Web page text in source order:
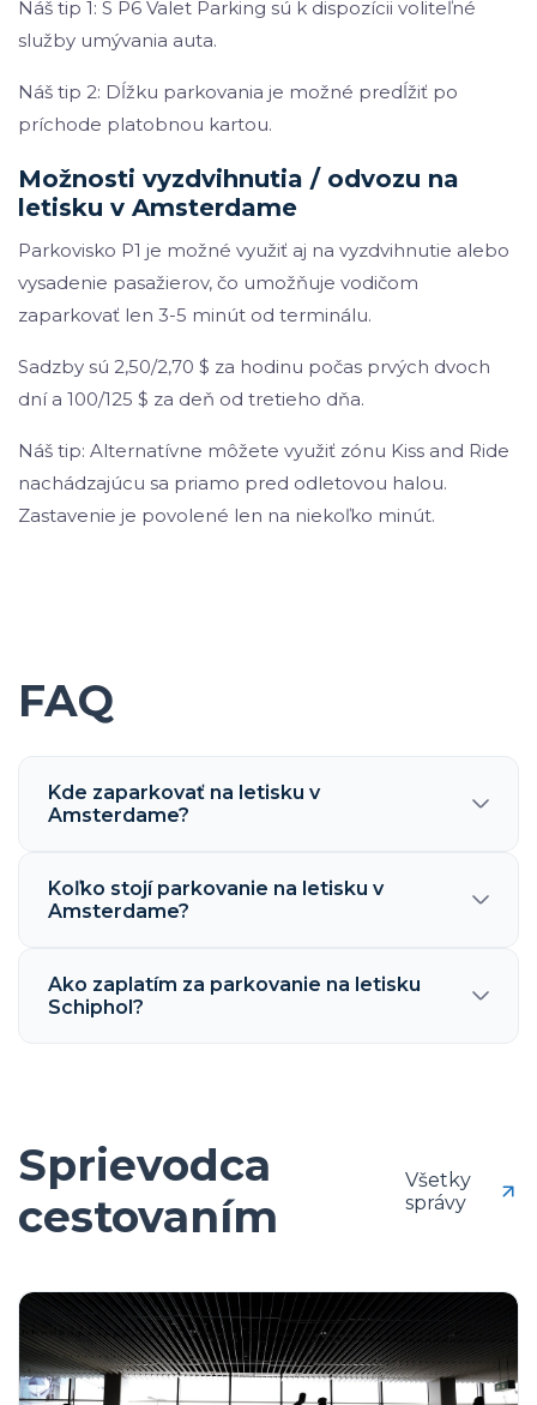
Náš tip 1: S P6 Valet Parking sú k dispozícii voliteľné
služby umývania auta.
Náš tip 2: Dĺžku parkovania je možné predĺžiť po
príchode platobnou kartou.
Možnosti vyzdvihnutia / odvozu na
letisku v Amsterdame
Parkovisko P1 je možné využiť aj na vyzdvihnutie alebo
vysadenie pasažierov, čo umožňuje vodičom
zaparkovať len 3-5 minút od terminálu.
Sadzby sú 2,50/2,70 $ za hodinu počas prvých dvoch
dní a 100/125 $ za deň od tretieho dňa.
Náš tip: Alternatívne môžete využiť zónu Kiss and Ride
nachádzajúcu sa priamo pred odletovou halou.
Zastavenie je povolené len na niekoľko minút.
FAQ
Kde zaparkovať na letisku v
Amsterdame?
Koľko stojí parkovanie na letisku v
Amsterdame?
Ako zaplatím za parkovanie na letisku
Schiphol?
Sprievodca
cestovaním
Všetky
správy